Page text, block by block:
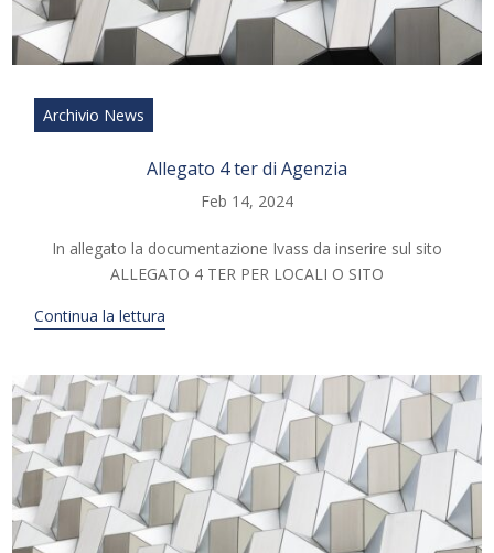
Archivio News
Allegato 4 ter di Agenzia
Feb 14, 2024
In allegato la documentazione Ivass da inserire sul sito
ALLEGATO 4 TER PER LOCALI O SITO
Continua la lettura